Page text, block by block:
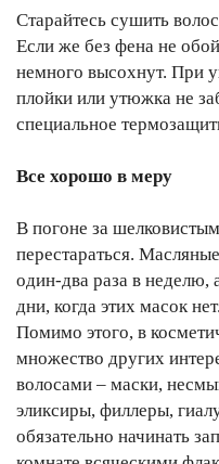
Старайтесь сушить
Если же без фена не
немного высохнут. При
плойки или утюжка не
специальное
Все хорошо в меру
В погоне за
перестараться.
один-два раза в неделю,
дни, когда этих масок нет.
Помимо этого, в
множество других
волосами – маски,
эликсиры, филлеры,
обязательно начинать